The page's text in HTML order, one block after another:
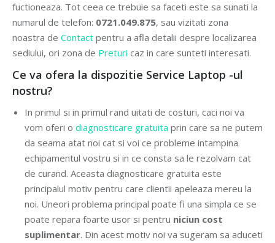
fuctioneaza. Tot ceea ce trebuie sa faceti este sa sunati la
numarul de telefon: 0721.049.875, sau vizitati zona
noastra de Contact pentru a afla detalii despre localizarea
sediului, ori zona de Preturi caz in care sunteti interesati.
Ce va ofera la dispozitie Service Laptop -ul
nostru?
In primul si in primul rand uitati de costuri, caci noi va
vom oferi o diagnosticare gratuita prin care sa ne putem
da seama atat noi cat si voi ce probleme intampina
echipamentul vostru si in ce consta sa le rezolvam cat
de curand. Aceasta diagnosticare gratuita este
principalul motiv pentru care clientii apeleaza mereu la
noi. Uneori problema principal poate fi una simpla ce se
poate repara foarte usor si pentru niciun cost
suplimentar. Din acest motiv noi va sugeram sa aduceti